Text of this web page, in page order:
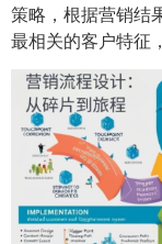
策略，根据营销结
最相关的客户特征